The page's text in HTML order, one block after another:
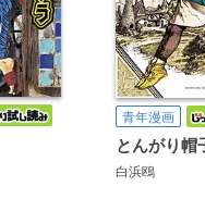
青年漫画
白浜鴎